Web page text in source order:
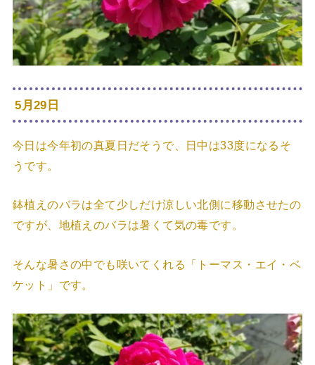
5月29日
今日は今年初の真夏日だそうで、日中は33度になるそ
うです。
鉢植えのバラは全て少しだけ涼しい北側に移動させたの
ですが、地植えのバラは暑くて気の毒です。
そんな暑さの中でも咲いてくれる「トーマス・エイ・ベ
ケット」です。